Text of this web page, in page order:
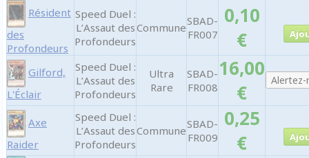
Résident
des
Profondeurs
Speed Duel :
L’Assaut des
Profondeurs
CommuneSBAD-
FR007
0,10
€
Gilford,
L'Éclair
Speed Duel :
L’Assaut des
Profondeurs
Ultra
Rare
SBAD-
FR008
16,00
€
Axe
Raider
Speed Duel :
L’Assaut des
Profondeurs
CommuneSBAD-
FR009
0,25
€